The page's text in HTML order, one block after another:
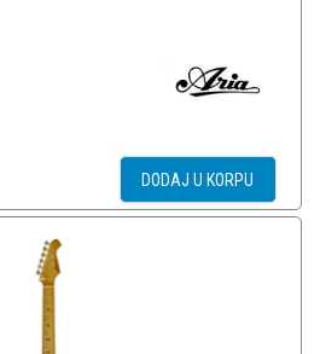
DODAJ U KORPU